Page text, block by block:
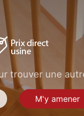
trouver une
M'y amener